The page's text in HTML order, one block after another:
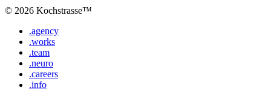
© 2026 Kochstrasse™
.agency
.works
.team
.neuro
.careers
.info